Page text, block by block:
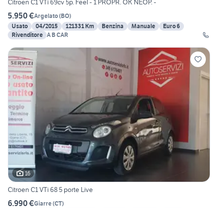
Citroen C1 VTi 69cv 5p. Feel - 1 PROPR. OK NEOP. -
5.950 €Argelato(BO)
Usato
04/2015 121331 Km Benzina Manuale
Euro 6
Rivenditore A B CAR
16
Citroen C1 VTi 68 5 porte Live
6.990 €Giarre(CT)